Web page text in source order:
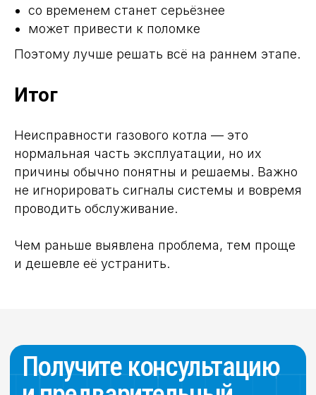
со временем станет серьёзнее
может привести к поломке
Поэтому лучше решать всё на раннем этапе.
Итог
Неисправности газового котла — это
нормальная часть эксплуатации, но их
причины обычно понятны и решаемы. Важно
не игнорировать сигналы системы и вовремя
проводить обслуживание.
Чем раньше выявлена проблема, тем проще
и дешевле её устранить.
Компания «ПРОГАЗ» оказывает
профессиональные услуги по газификации
частных домов, коммерческих и
9:00 - 18:00
Я даю согласие на обработку персональных
. Подробнее об обработке данных в
политике конфиденциальности
Отправить
Заявка на консультацию
Режим работы